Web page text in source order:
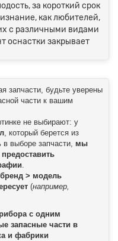
за короткий срок
как любителей,
с различными видами
оснастки закрывает
запчасти, будьте уверены
части к вашим
не выбирают: у
, который берется из
выборе запчасти, мы
.
бренд > модель
(например,
с одним
запасные части в
и фабрики